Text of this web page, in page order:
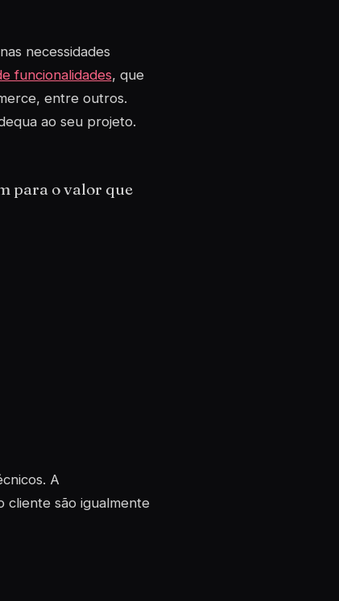
necessidades
funcionalidades, que
entre outros.
ao seu projeto.
para o valor que
A
cliente são igualmente